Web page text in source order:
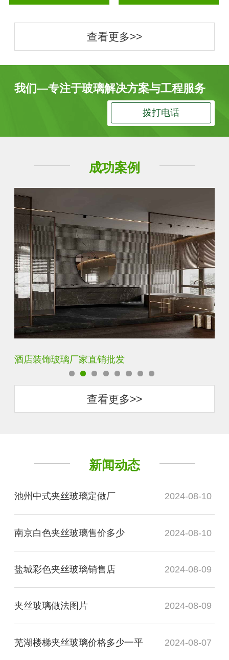
查看更多>>
我们—专注于玻璃解决方案与工程服务
拨打电话
成功案例
玻璃砖厂家直销批发
查看更多>>
新闻动态
池州中式夹丝玻璃定做厂 2024-08-10
南京白色夹丝玻璃售价多少 2024-08-10
盐城彩色夹丝玻璃销售店 2024-08-09
夹丝玻璃做法图片 2024-08-09
芜湖楼梯夹丝玻璃价格多少一平 2024-08-07